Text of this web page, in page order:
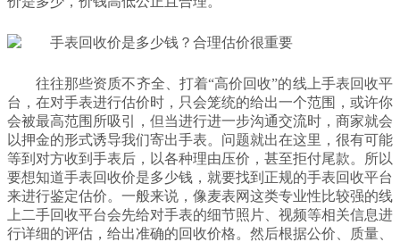
往往那些资质不齐全、打着“高价回收”的线上手表回收平
台，在对手表进行估价时，只会笼统的给出一个范围，或许你
会被最高范围所吸引，但当进行进一步沟通交流时，商家就会
以押金的形式诱导我们寄出手表。问题就出在这里，很有可能
等到对方收到手表后，以各种理由压价，甚至拒付尾款。所以
要想知道手表回收价是多少钱，就要找到正规的手表回收平台
来进行鉴定估价。一般来说，像麦表网这类专业性比较强的线
上二手回收平台会先给对手表的细节照片、视频等相关信息进
行详细的评估，给出准确的回收价格。然后根据公价、质量、